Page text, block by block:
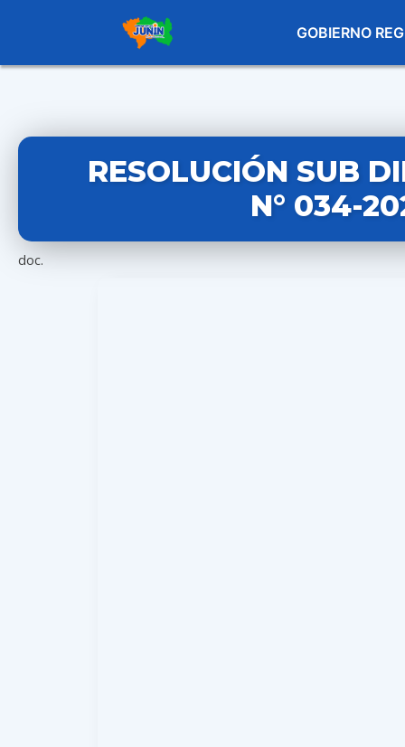
GOBIERNO
RESOLUCIÓN SUB
N° 034-
doc.